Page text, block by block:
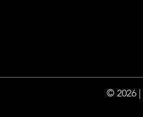
© 2026 |